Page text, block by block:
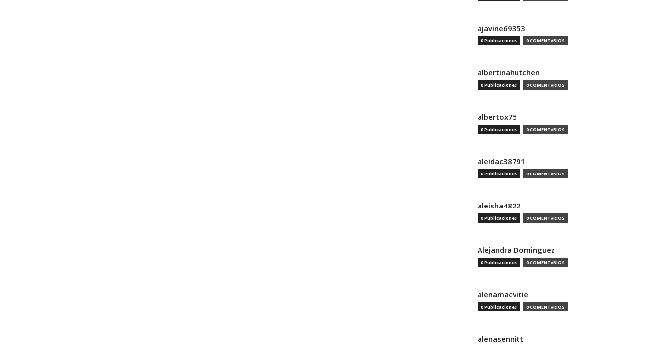
ajavine69353
0 Publicaciones 0 COMENTARIOS
albertinahutchen
0 Publicaciones 0 COMENTARIOS
albertox75
0 Publicaciones 0 COMENTARIOS
aleidac38791
0 Publicaciones 0 COMENTARIOS
aleisha4822
0 Publicaciones 0 COMENTARIOS
Alejandra Dominguez
0 Publicaciones 0 COMENTARIOS
alenamacvitie
0 Publicaciones 0 COMENTARIOS
alenasennitt